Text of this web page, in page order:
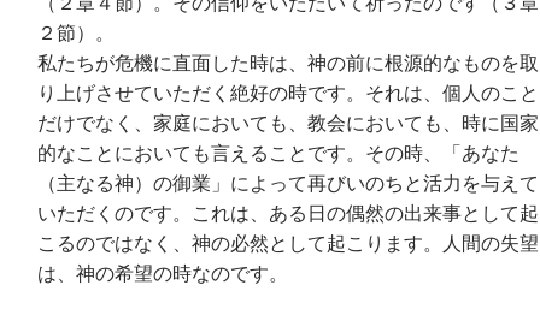
２節）。
私たちが危機に直面した時は、神の前に根源的なものを取
り上げさせていただく絶好の時です。それは、個人のこと
だけでなく、家庭においても、教会においても、時に国家
的なことにおいても言えることです。その時、「あなた
（主なる神）の御業」によって再びいのちと活力を与えて
いただくのです。これは、ある日の偶然の出来事として起
こるのではなく、神の必然として起こります。人間の失望
は、神の希望の時なのです。